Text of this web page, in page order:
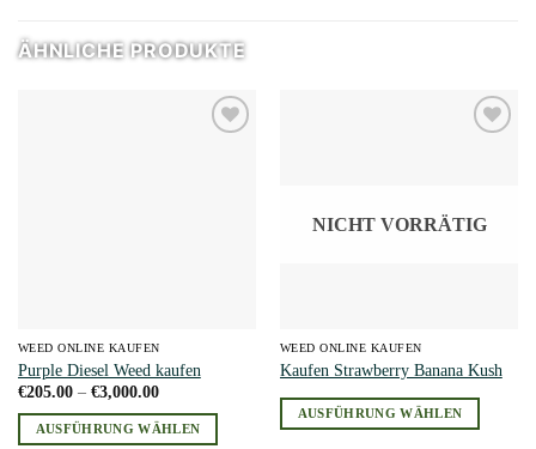
ÄHNLICHE PRODUKTE
WEED ONLINE KAUFEN
Purple Diesel Weed kaufen
€205.00 – €3,000.00Preisspanne:
bis
€3,000.00
AUSFÜHRUNG WÄHLEN
NICHT VORRÄTIG
WEED ONLINE KAUFEN
Kaufen Strawberry Banana Kush
AUSFÜHRUNG WÄHLEN